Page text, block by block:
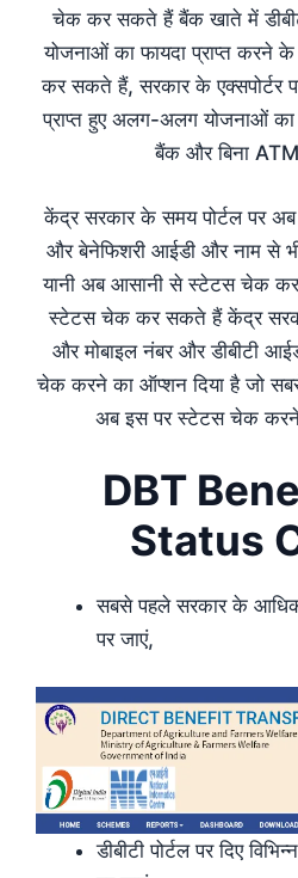
चेक कर सकते हैं बैंक खाते में
योजनाओं का फायदा प्राप्त करने के
कर सकते हैं, सरकार के एक्सपोर्टर
प्राप्त हुए अलग-अलग योजनाओं
बैंक और बिना ATM
केंद्र सरकार के समय पोर्टल पर
और बेनेफिशरी आईडी और नाम से
यानी अब आसानी से स्टेटस चेक
स्टेटस चेक कर सकते हैं केंद्र
और मोबाइल नंबर और डीबीटी
चेक करने का ऑप्शन दिया है जो
अब इस पर स्टेटस चेक करने
DBT
Status
सबसे पहले सरकार के
पर जाएं,
डीबीटी पोर्टल पर दिए